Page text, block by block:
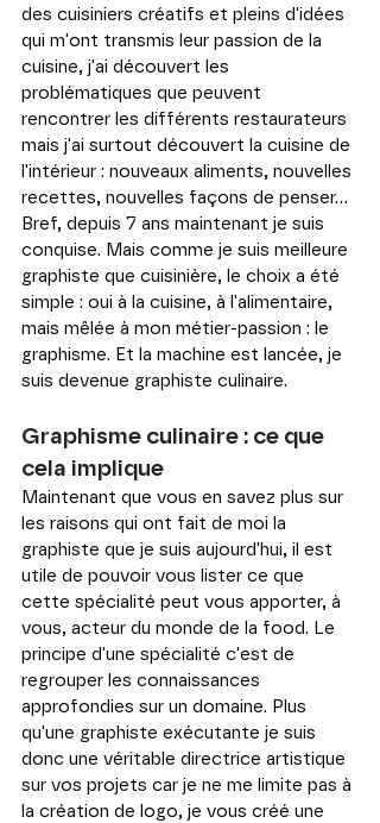
des cuisiniers créatifs et pleins d'idées
qui m'ont transmis leur passion de la
cuisine, j'ai découvert les
problématiques que peuvent
rencontrer les différents restaurateurs
mais j'ai surtout découvert la cuisine de
l'intérieur : nouveaux aliments, nouvelles
recettes, nouvelles façons de penser...
Bref, depuis 7 ans maintenant je suis
conquise. Mais comme je suis meilleure
graphiste que cuisinière, le choix a été
simple : oui à la cuisine, à l'alimentaire,
mais mêlée à mon métier-passion : le
graphisme. Et la machine est lancée, je
suis devenue graphiste culinaire.
Graphisme culinaire : ce que
cela implique
Maintenant que vous en savez plus sur
les raisons qui ont fait de moi la
graphiste que je suis aujourd'hui, il est
utile de pouvoir vous lister ce que
cette spécialité peut vous apporter, à
vous, acteur du monde de la food. Le
principe d'une spécialité c'est de
regrouper les connaissances
approfondies sur un domaine. Plus
qu'une graphiste exécutante je suis
donc une véritable directrice artistique
sur vos projets car je ne me limite pas à
la création de logo, je vous créé une